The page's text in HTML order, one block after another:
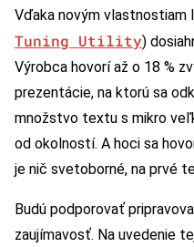
Vďaka novým vlastnostiam
Tuning Utility)
Výrobca hovorí až o 18 %
prezentácie, na ktorú sa
množstvo textu s mikro
od okolností. A hoci sa
je nič svetoborné, na prvé
Budú podporovať
zaujímavosť. Na uvedenie